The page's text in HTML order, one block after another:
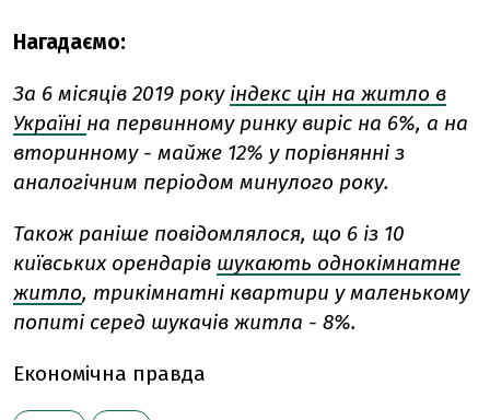
Нагадаємо:
За 6 місяців 2019 року індекс цін на житло в
Україні на первинному ринку виріс на 6%, а на
вторинному - майже 12% упорівнянні з
аналогічним періодом минулого року.
Також раніше повідомлялося, що 6 із 10
київських орендарів шукають однокімнатне
житло, трикімнатні квартири у маленькому
попиті серед шукачів житла - 8%.
Економічна правда